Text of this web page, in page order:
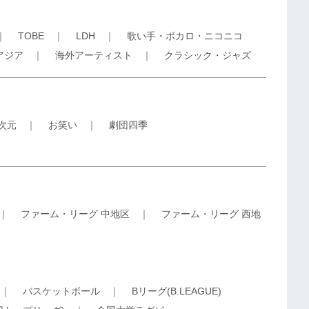
TOBE ｜ LDH ｜ 歌い手・ボカロ・ニコニコ
ジア ｜ 海外アーティスト ｜ クラシック・ジャズ
元 ｜ お笑い ｜ 劇団四季
ファーム・リーグ 中地区 ｜ ファーム・リーグ 西地
バスケットボール ｜ Bリーグ(B.LEAGUE)